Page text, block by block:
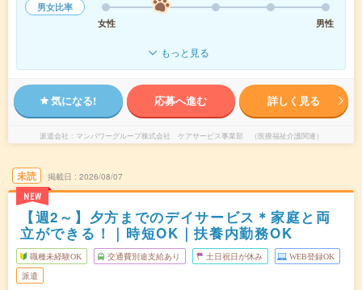
男女比率
女性
男性
もっと見る
気になる! 応募へ進む 詳しく見る
派遣会社 マンパワーグループ株式会社 ケアサービス事業部 （医療福祉介護関連）
未読
NEW
掲載日 2026/08/07
【週2～】夕方までのデイサービス＊家庭と両
立ができる！｜時短OK｜扶養内勤務OK
職種未経験OK 交通費別途支給あり 土日祝日が休み WEB登録OK
派遣